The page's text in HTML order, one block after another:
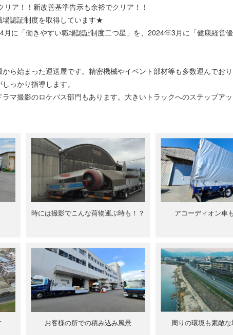
リア！！新改善基準告示も余裕でクリア！！
認証制度を取得しています★
月に「働きやすい職場認証制度二つ星」を、2024年3月に「健康経営
ら始まった運送屋です。精密機械やイベント部材等も多数運んでお
っかり指導します。
ラマ撮影のロケバス部門もあります。大きいトラックへのステップア
時には撮影でこんな荷物運ぶ時も！？ アコーディオン車
お客様の所での積み込み風景 周りの環境も素敵な